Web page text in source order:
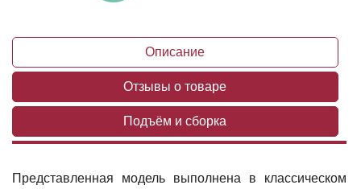
Описание
Отзывы о товаре
Подъём и сборка
Представленная модель выполнена в классическом